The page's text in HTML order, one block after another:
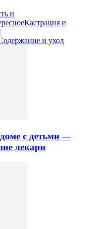
и
Кастрация и
и уход
с детьми —
лекари